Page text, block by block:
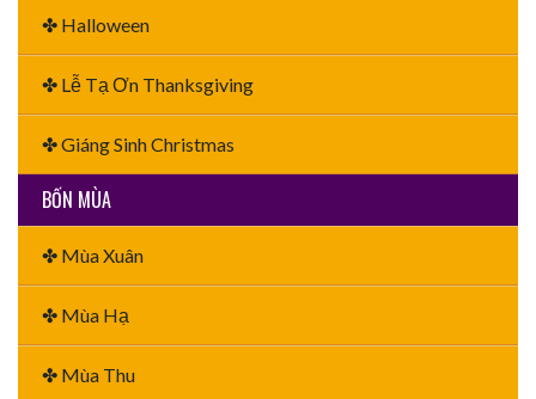
✤ Halloween
✤ Lễ Tạ Ơn Thanksgiving
✤ Giáng Sinh Christmas
BỐN MÙA
✤ Mùa Xuân
✤ Mùa Hạ
✤ Mùa Thu